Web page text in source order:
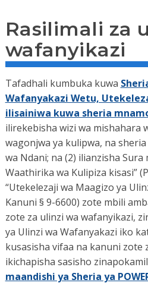
Rasilimali za
wafanyikazi
Tafadhali kumbuka kuwa
Wafanyakazi Wetu,
ilisainiwa kuwa sheria
ilirekebisha wizi wa mishahara
wagonjwa ya kulipwa, na
wa Ndani; na (2) ilianzisha Sura
Waathirika wa Kulipiza kisasi”
“Utekelezaji wa Maagizo ya
Kanuni § 9-6600) zote mbili
zote za ulinzi wa wafanyikazi,
ya Ulinzi wa Wafanyakazi iko
kusasisha vifaa na kanuni zote
ikichapisha sasisho
maandishi ya Sheria ya